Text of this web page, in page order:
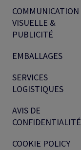
COMMUNICATION
VISUELLE &
PUBLICITÉ
EMBALLAGES
SERVICES
LOGISTIQUES
AVIS DE
CONFIDENTIALITÉ
COOKIE POLICY